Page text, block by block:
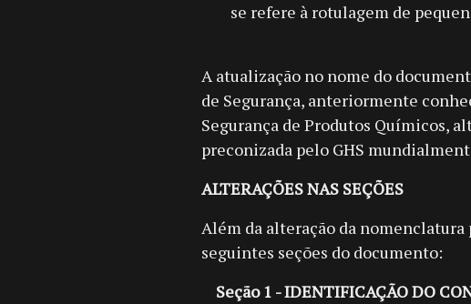
se refere à rotulagem de
A atualização no nome do
de Segurança, anteriormente
Segurança de Produtos Químicos,
preconizada pelo GHS
ALTERAÇÕES NAS SEÇÕES
Além da alteração da nomenclatura
seguintes seções do documento:
Seção 1 - IDENTIFICAÇÃO DO